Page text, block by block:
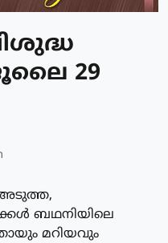
29
അടുത്ത,
ബഥനിയിലെ
മറിയവും